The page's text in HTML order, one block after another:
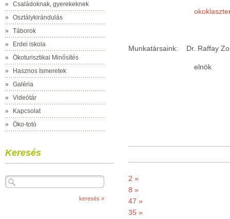
»
Családoknak, gyerekeknek
»
Osztálykirándulás
»
Táborok
»
Erdei iskola
»
Ökoturisztikai Minősítés
»
Hasznos Ismeretek
»
Galéria
»
Videótár
»
Kapcsolat
»
Öko-totó
Keresés
Munkatársaink: Dr. Raffay
elnök
2 »
8 »
47 »
35 »